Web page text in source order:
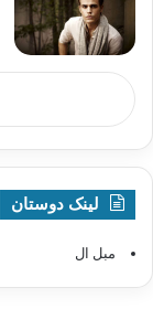
لینک دوستان
مبل ال